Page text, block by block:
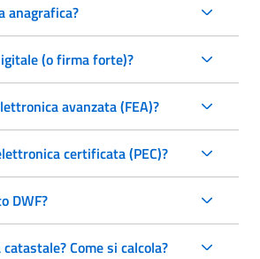
anagrafica?
(o firma forte)?
avanzata (FEA)?
certificata (PEC)?
DWF?
Come si calcola?